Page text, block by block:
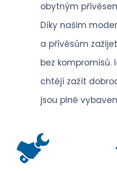
obytným
Díky našim
a přívěsům
bez kompromisů.
chtějí zažít
jsou plně